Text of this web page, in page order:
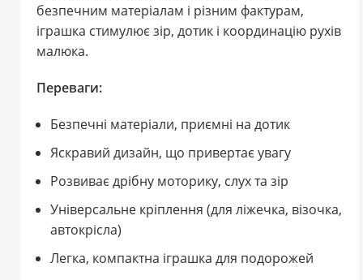
безпечним матеріалам і різним фактурам,
іграшка стимулює зір, дотик і координацію рухів
малюка.
Переваги:
Безпечні матеріали, приємні на дотик
Яскравий дизайн, що привертає увагу
Розвиває дрібну моторику, слух та зір
Універсальне кріплення (для ліжечка, візочка,
автокрісла)
Легка, компактна іграшка для подорожей